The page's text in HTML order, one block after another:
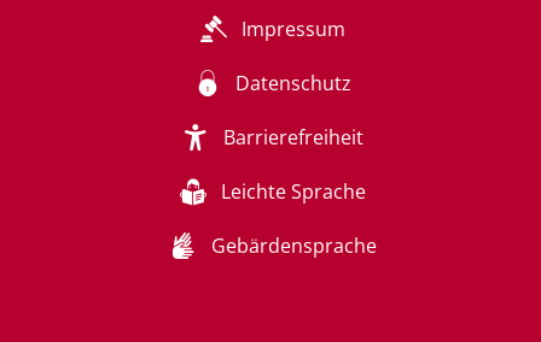
Impressum
Datenschutz
Barrierefreiheit
Leichte Sprache
Gebärdensprache